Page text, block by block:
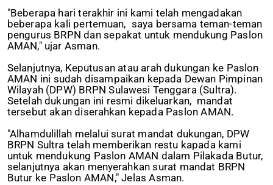
"Beberapa hari terakhir ini kami telah mengadakan
beberapa kali pertemuan, saya bersama teman-teman
pengurus BRPN dan sepakat untuk mendukung Paslon
AMAN," ujar Asman.
Selanjutnya, Keputusan atau arah dukungan ke Paslon
AMAN ini sudah disampaikan kepada Dewan Pimpinan
Wilayah (DPW) BRPN Sulawesi Tenggara (Sultra).
Setelah dukungan ini resmi dikeluarkan, mandat
tersebut akan diserahkan kepada Paslon AMAN.
"Alhamdulillah melalui surat mandat dukungan, DPW
BRPN Sultra telah memberikan restu kapada kami
untuk mendukung Paslon AMAN dalam Pilakada Butur,
selanjutnya akan menyerahkan surat mandat BRPN
Butur ke Paslon AMAN," Jelas Asman.